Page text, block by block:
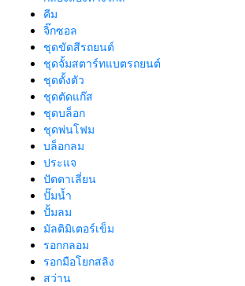
คีม
จิ๊กซอล
ชุดขัดสีรถยนต์​
ชุดจั้มสตาร์ทแบตรถยนต์
ชุดตั้งตัว
ชุดตัดแก๊ส
ชุดบล็อก
ชุดพ่นโฟม
บล็อกลม
ประแจ
ปัตตาเลี่ยน
ปั๊มน้ำ
ปั้มลม
มัลติมิเตอร์เข็ม
รอกกลอม
รอกมือโยกสลิง
สว่าน